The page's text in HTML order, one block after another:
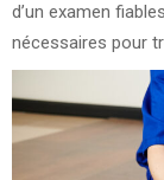
d’un examen
nécessaires pour